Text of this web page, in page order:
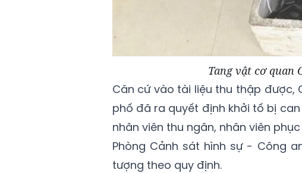
Tang vật cơ quan
Căn cứ vào tài liệu thu thập được,
phố đã ra quyết định khởi tố bị
nhân viên thu ngân, nhân viên
Phòng Cảnh sát hình sự - Công
tượng theo quy định.